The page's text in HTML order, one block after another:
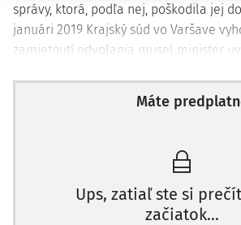
správy, ktorá, podľa nej, poškodila jej
januári 2019 Krajský súd vo Varšave
zamietnutí odvolania musel minister
V septembri 2020 prokurátor odboru
Máte
Ups, zatiaľ ste si
začiatok...